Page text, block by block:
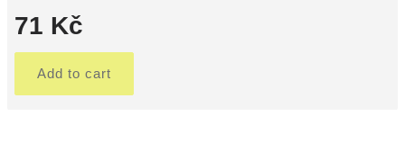
71 Kč
Add to cart